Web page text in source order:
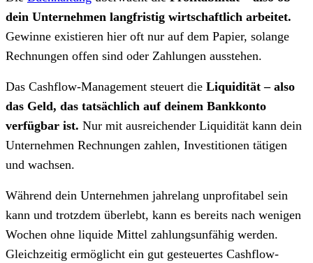
dein Unternehmen langfristig wirtschaftlich arbeitet.
Gewinne existieren hier oft nur auf dem Papier, solange
Rechnungen offen sind oder Zahlungen ausstehen.
Das Cashflow-Management steuert die Liquidität – also
das Geld, das tatsächlich auf deinem Bankkonto
verfügbar ist. Nur mit ausreichender Liquidität kann dein
Unternehmen Rechnungen zahlen, Investitionen tätigen
und wachsen.
Während dein Unternehmen jahrelang unprofitabel sein
kann und trotzdem überlebt, kann es bereits nach wenigen
Wochen ohne liquide Mittel zahlungsunfähig werden.
Gleichzeitig ermöglicht ein gut gesteuertes Cashflow-